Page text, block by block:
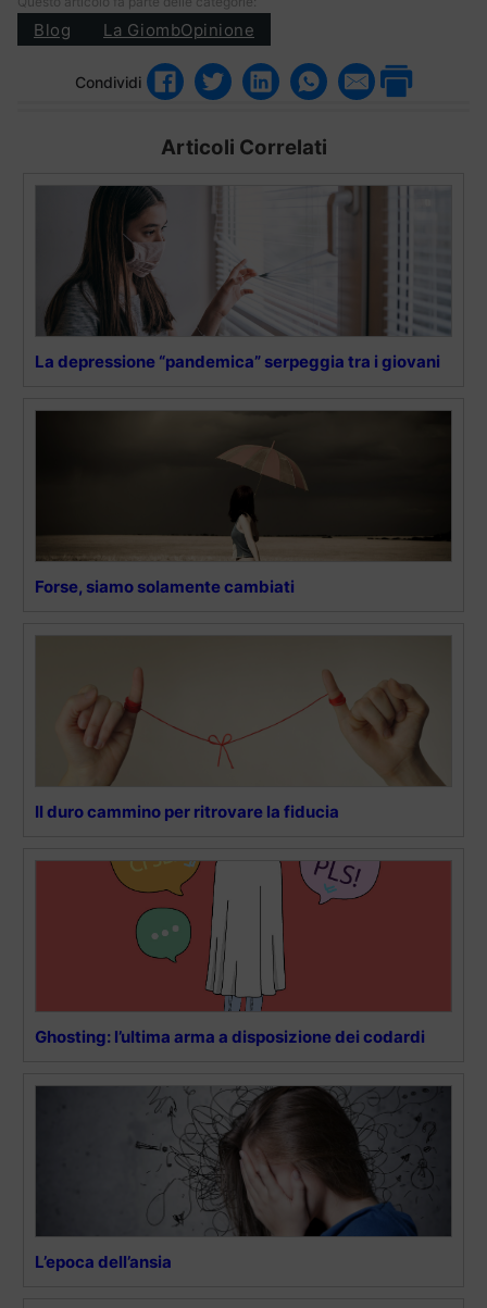
Blog La GiombOpinione
Condividi
Articoli Correlati
La depressione “pandemica” serpeggia tra i giovani
Forse, siamo solamente cambiati
Il duro cammino per ritrovare la fiducia
Ghosting: l’ultima arma a disposizione dei codardi
L’epoca dell’ansia